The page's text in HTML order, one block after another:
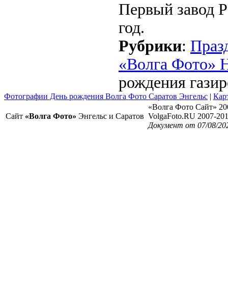
Первый завод
год.
Рубрики:
«Волга Фото»
рождения
Фотографии День рождения Волга Фото Саратов Энгельс |
Сайт «Волга Фото» Энгельс и Саратов
«Волга Фото Сайт»
VolgaFoto.RU 2007-
Документ от 07/08/